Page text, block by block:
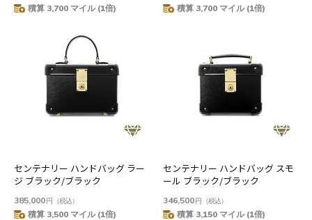
積算 3,700 マイル (1倍) 積算 3,700 マイル (1倍)
センテナリー ハンドバッグ ラー
ジ ブラック/ブラック
385,000円 （税込）
積算 3,500 マイル (1倍)
センテナリー ハンドバッグ スモ
ール ブラック/ブラック
346,500円 （税込）
積算 3,150 マイル (1倍)